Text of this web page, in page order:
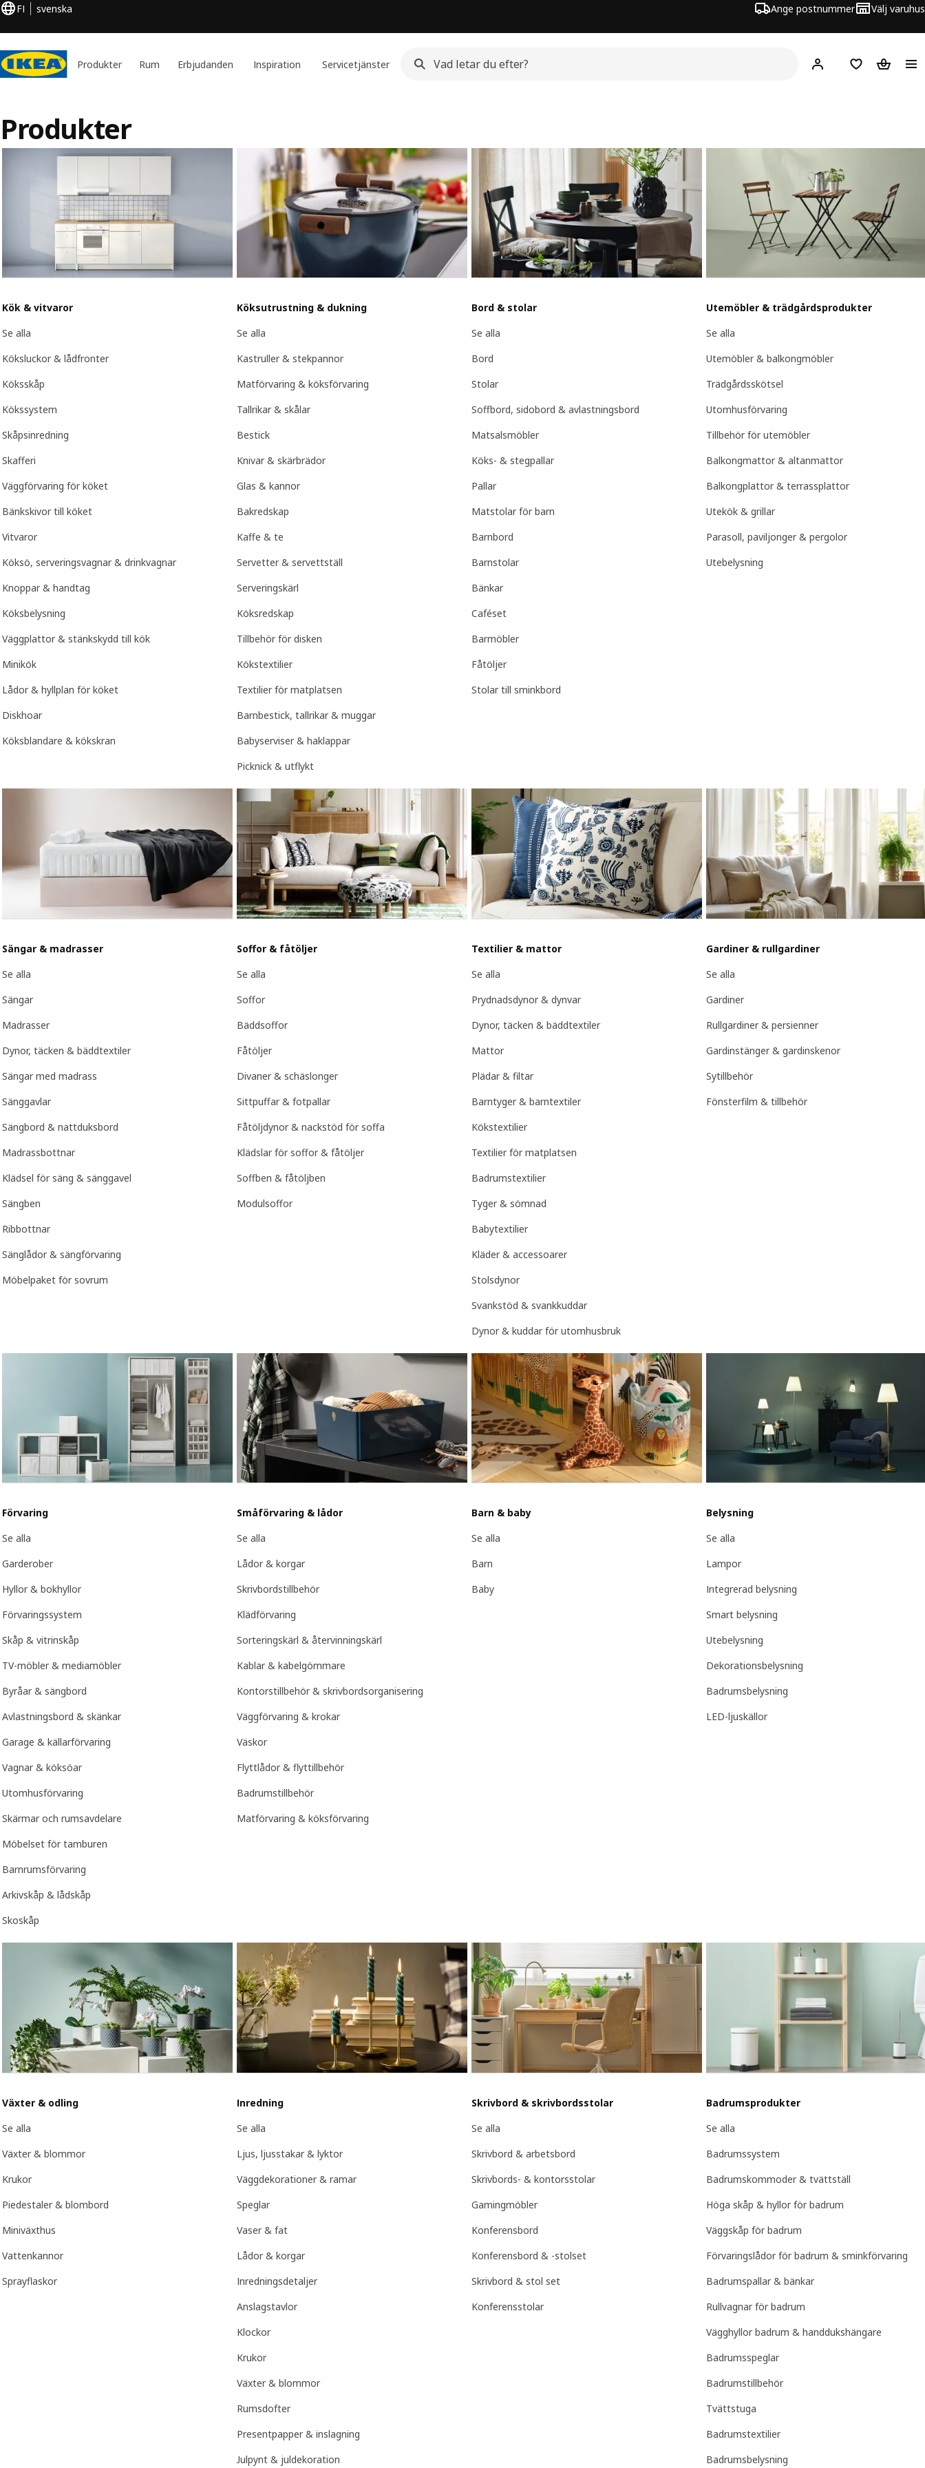
FI svenska Ange postnummer Välj varuhus
Produkter Rum Erbjudanden Inspiration Servicetjänster Hej! Logga inInköpslistaVarukorg
Produkter
Kök & vitvaror
Se alla
Köksluckor & lådfronter
Köksskåp
Kökssystem
Skåpsinredning
Skafferi
Väggförvaring för köket
Bänkskivor till köket
Vitvaror
Köksö, serveringsvagnar & drinkvagnar
Knoppar & handtag
Köksbelysning
Väggplattor & stänkskydd till kök
Minikök
Lådor & hyllplan för köket
Diskhoar
Köksblandare & kökskran
Köksutrustning & dukning
Se alla
Kastruller & stekpannor
Matförvaring & köksförvaring
Tallrikar & skålar
Bestick
Knivar & skärbrädor
Glas & kannor
Bakredskap
Kaffe & te
Servetter & servettställ
Serveringskärl
Köksredskap
Tillbehör för disken
Kökstextilier
Textilier för matplatsen
Barnbestick, tallrikar & muggar
Babyserviser & haklappar
Picknick & utflykt
Bord & stolar
Se alla
Bord
Stolar
Soffbord, sidobord & avlastningsbord
Matsalsmöbler
Köks- & stegpallar
Pallar
Matstolar för barn
Barnbord
Barnstolar
Bänkar
Caféset
Barmöbler
Fåtöljer
Stolar till sminkbord
Utemöbler & trädgårdsprodukter
Se alla
Utemöbler & balkongmöbler
Trädgårdsskötsel
Utomhusförvaring
Tillbehör för utemöbler
Balkongmattor & altanmattor
Balkongplattor & terrassplattor
Utekök & grillar
Parasoll, paviljonger & pergolor
Utebelysning
Sängar & madrasser
Se alla
Sängar
Madrasser
Dynor, täcken & bäddtextiler
Sängar med madrass
Sänggavlar
Sängbord & nattduksbord
Madrassbottnar
Klädsel för säng & sänggavel
Sängben
Ribbottnar
Sänglådor & sängförvaring
Möbelpaket för sovrum
Soffor & fåtöljer
Se alla
Soffor
Bäddsoffor
Fåtöljer
Divaner & schäslonger
Sittpuffar & fotpallar
Fåtöljdynor & nackstöd för soffa
Klädslar för soffor & fåtöljer
Soffben & fåtöljben
Modulsoffor
Textilier & mattor
Se alla
Prydnadsdynor & dynvar
Dynor, täcken & bäddtextiler
Mattor
Plädar & filtar
Barntyger & barntextiler
Kökstextilier
Textilier för matplatsen
Badrumstextilier
Tyger & sömnad
Babytextilier
Kläder & accessoarer
Stolsdynor
Svankstöd & svankkuddar
Dynor & kuddar för utomhusbruk
Gardiner & rullgardiner
Se alla
Gardiner
Rullgardiner & persienner
Gardinstänger & gardinskenor
Sytillbehör
Fönsterfilm & tillbehör
Förvaring
Se alla
Garderober
Hyllor & bokhyllor
Förvaringssystem
Skåp & vitrinskåp
TV-möbler & mediamöbler
Byråar & sängbord
Avlastningsbord & skänkar
Garage & källarförvaring
Vagnar & köksöar
Utomhusförvaring
Skärmar och rumsavdelare
Möbelset för tamburen
Barnrumsförvaring
Arkivskåp & lådskåp
Skoskåp
Småförvaring & lådor
Se alla
Lådor & korgar
Skrivbordstillbehör
Klädförvaring
Sorteringskärl & återvinningskärl
Kablar & kabelgömmare
Kontorstillbehör & skrivbordsorganisering
Väggförvaring & krokar
Väskor
Flyttlådor & flyttillbehör
Badrumstillbehör
Matförvaring & köksförvaring
Barn & baby
Se alla
Barn
Baby
Belysning
Se alla
Lampor
Integrerad belysning
Smart belysning
Utebelysning
Dekorationsbelysning
Badrumsbelysning
LED-ljuskällor
Växter & odling
Se alla
Växter & blommor
Krukor
Piedestaler & blombord
Miniväxthus
Vattenkannor
Sprayflaskor
Inredning
Se alla
Ljus, ljusstakar & lyktor
Väggdekorationer & ramar
Speglar
Vaser & fat
Lådor & korgar
Inredningsdetaljer
Anslagstavlor
Klockor
Krukor
Växter & blommor
Rumsdofter
Presentpapper & inslagning
Julpynt & juldekoration
Skrivbord & skrivbordsstolar
Se alla
Skrivbord & arbetsbord
Skrivbords- & kontorsstolar
Gamingmöbler
Konferensbord
Konferensbord & -stolset
Skrivbord & stol set
Konferensstolar
Badrumsprodukter
Se alla
Badrumssystem
Badrumskommoder & tvättställ
Höga skåp & hyllor för badrum
Väggskåp för badrum
Förvaringslådor för badrum & sminkförvaring
Badrumspallar & bänkar
Rullvagnar för badrum
Vägghyllor badrum & handdukshängare
Badrumsspeglar
Badrumstillbehör
Tvättstuga
Badrumstextilier
Badrumsbelysning